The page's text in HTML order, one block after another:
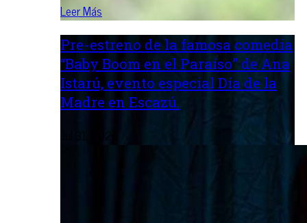
Leer Más
Pre-estreno de la famosa comedia
“Baby Boom en el Paraíso” de Ana
Istarú, evento especial Día de la
Madre en Escazú.
Jul 31, 2026